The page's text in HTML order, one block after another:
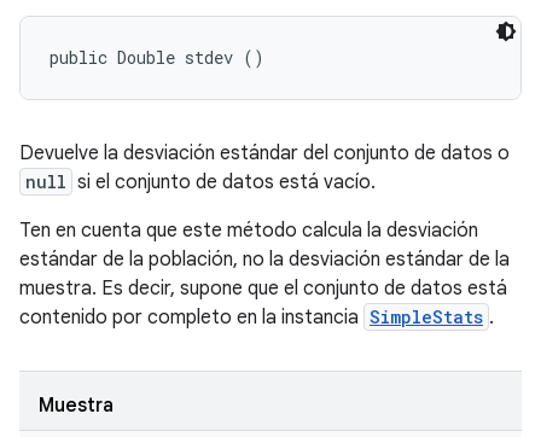
public Double stdev ()
Devuelve la desviación estándar del conjunto de datos o
null si el conjunto de datos está vacío.
Ten en cuenta que este método calcula la desviación
estándar de la población, no la desviación estándar de la
muestra. Es decir, supone que el conjunto de datos está
contenido por completo en la instancia SimpleStats .
Muestra